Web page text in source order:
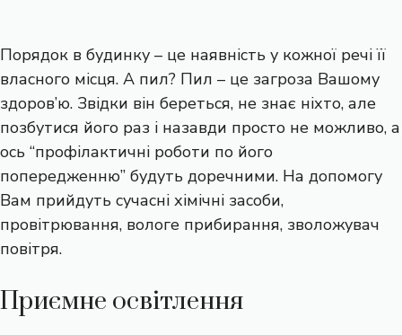
Порядок в будинку – це наявність у кожної речі її
власного місця. А пил? Пил – це загроза Вашому
здоров’ю. Звідки він береться, не знає ніхто, але
позбутися його раз і назавди просто не можливо, а
ось “профілактичні роботи по його
попередженню” будуть доречними. На допомогу
Вам прийдуть сучасні хімічні засоби,
провітрювання, вологе прибирання, зволожувач
повітря.
Приємне освітлення